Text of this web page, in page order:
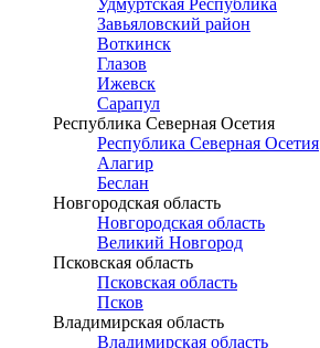
Удмуртская Республика
Завьяловский район
Воткинск
Глазов
Ижевск
Сарапул
Республика Северная Осетия
Республика Северная Осетия
Алагир
Беслан
Новгородская область
Новгородская область
Великий Новгород
Псковская область
Псковская область
Псков
Владимирская область
Владимирская область